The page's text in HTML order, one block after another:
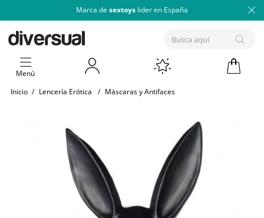
Marca de sextoys lider en España
Menú
Inicio / Lencería Erótica / Máscaras y Antifaces